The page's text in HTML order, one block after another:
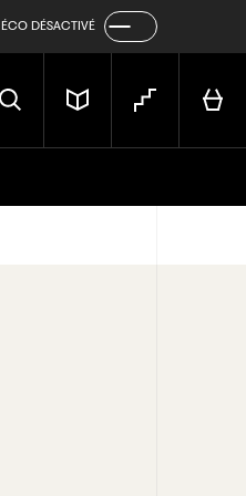
DÉSACTIVÉ